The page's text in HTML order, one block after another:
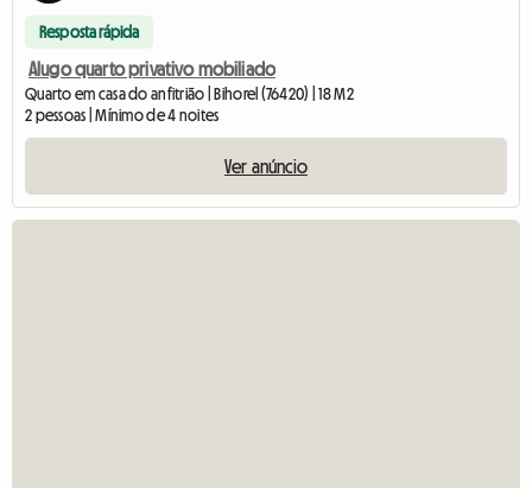
Resposta rápida
Alugo quarto privativo mobiliado
Quarto em casa do anfitrião | Bihorel (76420) | 18 M2
2 pessoas | Mínimo de 4 noites
Ver anúncio